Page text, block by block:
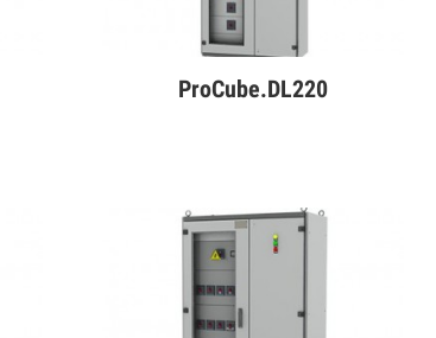
Дэлгэрэнгүй
ProCube.DL220